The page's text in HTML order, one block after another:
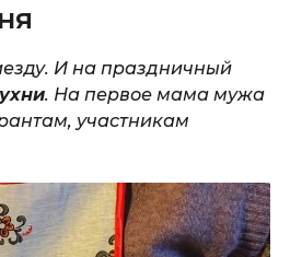
И на праздничный
. На первое мама мужа
участникам